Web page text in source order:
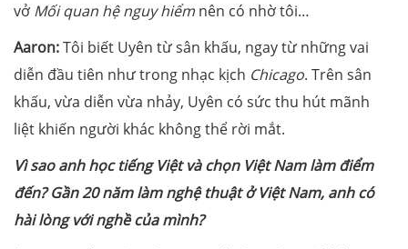
vở Mối quan hệ nguy hiểm nên có nhờ tôi…
Aaron:Tôi biết Uyên từ sân khấu, ngay từ những vai
diễn đầu tiên như trong nhạc kịch Chicago. Trên sân
khấu, vừa diễn vừa nhảy, Uyên có sức thu hút mãnh
liệt khiến người khác không thể rời mắt.
Vì sao anh học tiếng Việt và chọn Việt Nam làm điểm
đến? Gần 20 năm làm nghệ thuật ở Việt Nam, anh có
hài lòng với nghề của mình?